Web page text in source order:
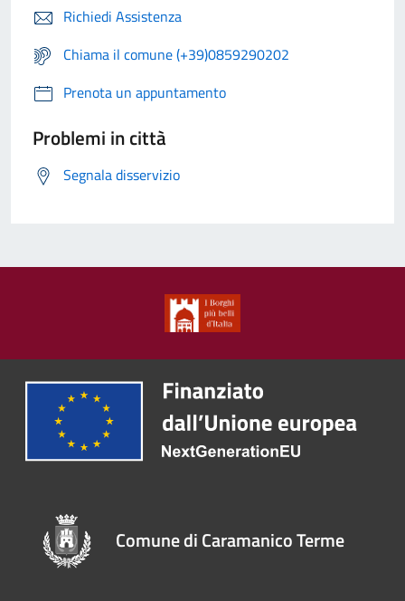
Richiedi Assistenza
Chiama il comune (+39)0859290202
Prenota un appuntamento
Problemi in città
Segnala disservizio
Comune di Caramanico Terme